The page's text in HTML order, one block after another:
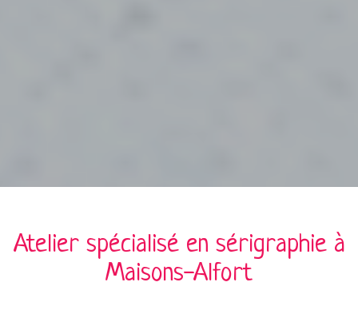
Atelier spécialisé en sérigraphieà
Maisons-Alfort